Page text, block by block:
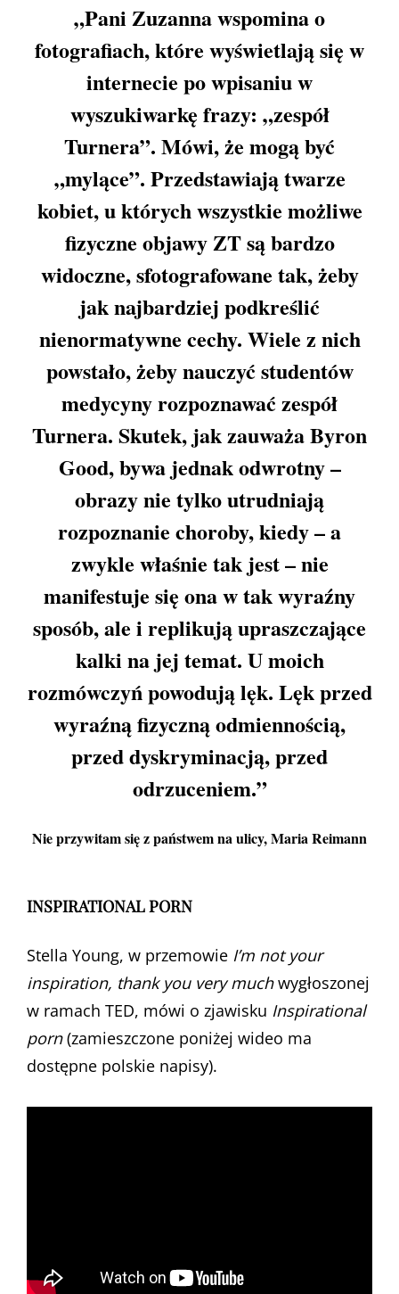
„Pani Zuzanna wspomina o
fotografiach, które wyświetlają się w
internecie po wpisaniu w
wyszukiwarkę frazy: „zespół
Turnera”. Mówi, że mogą być
„mylące”. Przedstawiają twarze
kobiet, u których wszystkie możliwe
fizyczne objawy ZT są bardzo
widoczne, sfotografowane tak, żeby
jak najbardziej podkreślić
nienormatywne cechy. Wiele z nich
powstało, żeby nauczyć studentów
medycyny rozpoznawać zespół
Turnera. Skutek, jak zauważa Byron
Good, bywa jednak odwrotny –
obrazy nie tylko utrudniają
rozpoznanie choroby, kiedy – a
zwykle właśnie tak jest – nie
manifestuje się ona w tak wyraźny
sposób, ale i replikują upraszczające
kalki na jej temat. U moich
rozmówczyń powodują lęk. Lęk przed
wyraźną fizyczną odmiennością,
przed dyskryminacją, przed
odrzuceniem.”
Nie przywitam się z państwem na ulicy, Maria Reimann
INSPIRATIONAL PORN
Stella Young, w przemowie I’m not your
inspiration, thank you very muchwygłoszonej
w ramach TED, mówi o zjawisku Inspirational
porn(zamieszczone poniżej wideo ma
dostępne polskie napisy).